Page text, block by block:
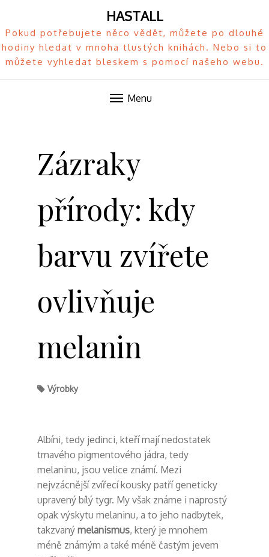
HASTALL
Pokud potřebujete něco vědět, můžete po dlouhé
hodiny hledat v mnoha tlustých knihách. Nebo si to
můžete vyhledat bleskem s pomocí našeho webu.
Menu
Zázraky
přírody: kdy
barvu zvířete
ovlivňuje
melanin
Výrobky
Albíni, tedy jedinci, kteří mají nedostatek
tmavého pigmentového jádra, tedy
melaninu, jsou velice známí. Mezi
nejvzácnější zvířecí kousky patří geneticky
upravený bílý tygr. My však známe i naprostý
opak výskytu melaninu, a to jeho nadbytek,
takzvaný melanismus, který je mnohem
méně známým a také méně častým jevem